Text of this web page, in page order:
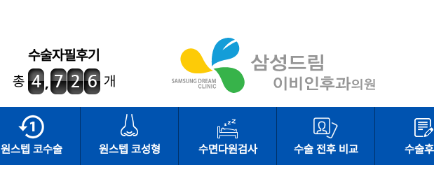
수술자필후기
총
개
원스텝 코수술 원스텝 코성형 수면다원검사 수술 전후 비교 수술